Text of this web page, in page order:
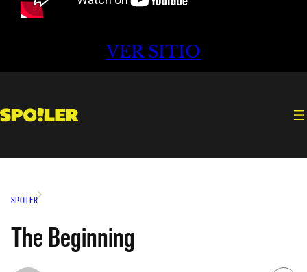
VER SITIO
SPOILER
The Beginning